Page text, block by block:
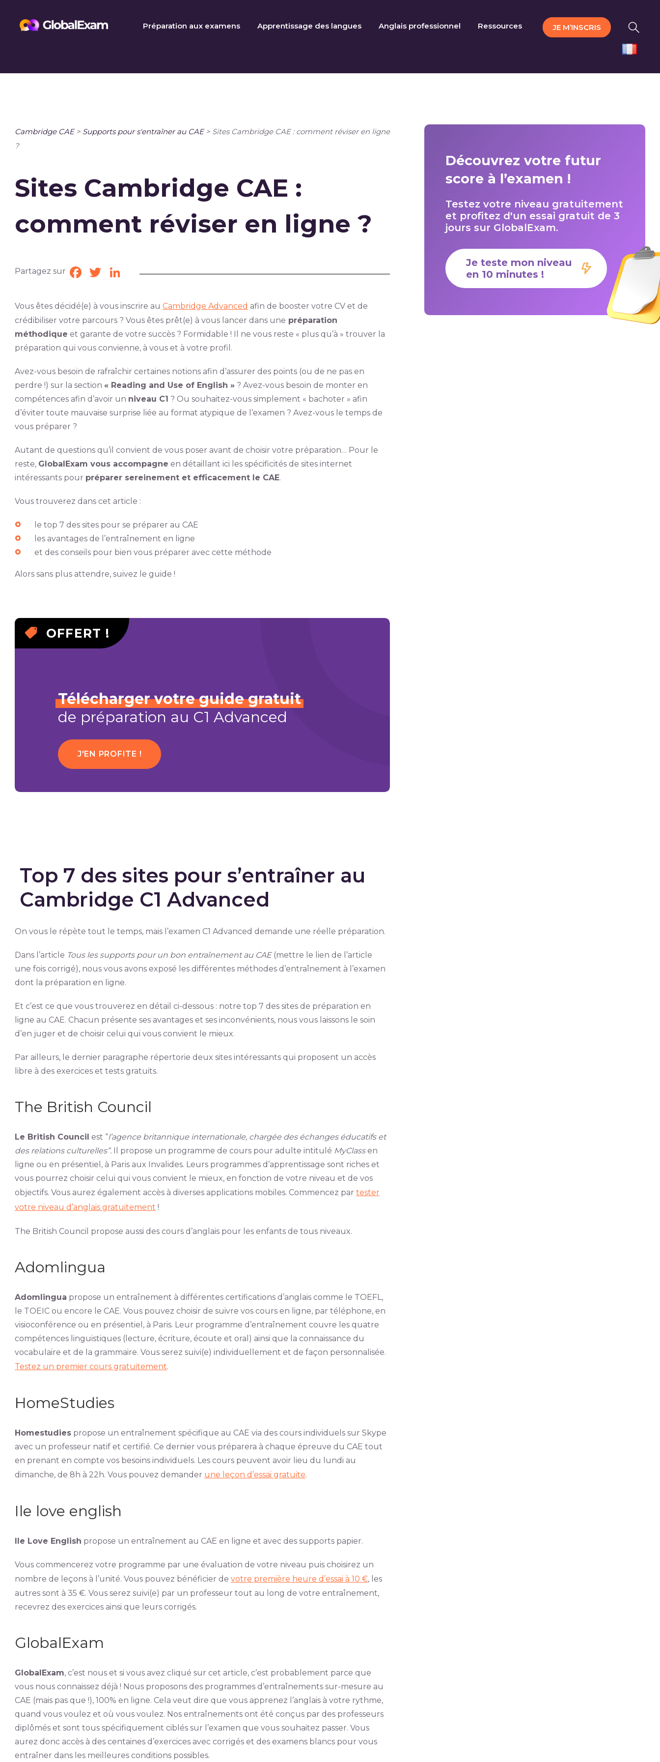
Préparation aux examens Apprentissage des langues Anglais professionnel Ressources JE M’INSCRIS
Cambridge CAE> Supports pour s'entraîner au CAE> Sites Cambridge CAE : comment réviser en ligne
?
Sites Cambridge CAE :
comment réviser en ligne ?
Partagez sur Facebook
TwitterLinkedIn
Vous êtes décidé(e) à vous inscrire au Cambridge Advanced afin de booster votre CV et de
crédibiliser votre parcours ? Vous êtes prêt(e) à vous lancer dans une préparation
méthodique et garante de votre succès ? Formidable ! Il ne vous reste « plus qu’à » trouver la
préparation qui vous convienne, à vous et à votre profil.
Avez-vous besoin de rafraîchir certaines notions afin d’assurer des points (ou de ne pas en
perdre !) sur la section « Reading and Use of English »? Avez-vous besoin de monter en
compétences afin d’avoir un niveau C1 ? Ou souhaitez-vous simplement « bachoter » afin
d’éviter toute mauvaise surprise liée au format atypique de l’examen ? Avez-vous le temps de
vous préparer ?
Autant de questions qu’il convient de vous poser avant de choisir votre préparation… Pour le
reste, GlobalExam vous accompagne en détaillant ici les spécificités de sites internet
intéressants pour préparer sereinement et efficacement le CAE.
Vous trouverez dans cet article :
le top 7 des sites pour se préparer au CAE
les avantages de l’entraînement en ligne
et des conseils pour bien vous préparer avec cette méthode
Alors sans plus attendre, suivez le guide !
OFFERT !
Télécharger votre guide gratuit
de préparation au C1 Advanced
J'EN PROFITE !
Top 7 des sites pour s’entraîner au
Cambridge C1 Advanced
On vous le répète tout le temps, mais l’examen C1 Advanced demande une réelle préparation.
Dans l’article Tous les supports pour un bon entraînement au CAE(mettre le lien de l’article
une fois corrigé), nous vous avons exposé les différentes méthodes d’entraînement à l’examen
dont la préparation en ligne.
Et c’est ce que vous trouverez en détail ci-dessous : notre top 7 des sites de préparation en
ligne au CAE. Chacun présente ses avantages et ses inconvénients, nous vous laissons le soin
d’en juger et de choisir celui qui vous convient le mieux.
Par ailleurs, le dernier paragraphe répertorie deux sites intéressants qui proposent un accès
libre à des exercices et tests gratuits.
The British Council
Le British Council est “l’agence britannique internationale, chargée des échanges éducatifs et
des relations culturelles”. Il propose un programme de cours pour adulte intitulé MyClassen
ligne ou en présentiel, à Paris aux Invalides. Leurs programmes d’apprentissage sont riches et
vous pourrez choisir celui qui vous convient le mieux, en fonction de votre niveau et de vos
objectifs. Vous aurez également accès à diverses applications mobiles. Commencez par tester
votre niveau d’anglais gratuitement !
The British Council propose aussi des cours d’anglais pour les enfants de tous niveaux.
Adomlingua
Adomlingua propose un entraînement à différentes certifications d’anglais comme le TOEFL,
le TOEIC ou encore le CAE. Vous pouvez choisir de suivre vos cours en ligne, par téléphone, en
visioconférence ou en présentiel, à Paris. Leur programme d’entraînement couvre les quatre
compétences linguistiques (lecture, écriture, écoute et oral) ainsi que la connaissance du
vocabulaire et de la grammaire. Vous serez suivi(e) individuellement et de façon personnalisée.
Testez un premier cours gratuitement.
HomeStudies
Homestudiespropose un entraînement spécifique au CAE via des cours individuels sur Skype
avec un professeur natif et certifié. Ce dernier vous préparera à chaque épreuve du CAE tout
en prenant en compte vos besoins individuels. Les cours peuvent avoir lieu du lundi au
dimanche, de 8h à 22h. Vous pouvez demander une leçon d’essai gratuite.
Ile love english
Ile Love English propose un entraînement au CAE en ligne et avec des supports papier.
Vous commencerez votre programme par une évaluation de votre niveau puis choisirez un
nombre de leçons à l’unité. Vous pouvez bénéficier de votre première heure d’essai à 10 €, les
autres sont à 35 €. Vous serez suivi(e) par un professeur tout au long de votre entraînement,
recevrez des exercices ainsi que leurs corrigés.
GlobalExam
GlobalExam, c’est nous et si vous avez cliqué sur cet article, c’est probablement parce que
vous nous connaissez déjà ! Nous proposons des programmes d’entraînements sur-mesure au
CAE (mais pas que !), 100% en ligne. Cela veut dire que vous apprenez l’anglais à votre rythme,
quand vous voulez et où vous voulez. Nos entraînements ont été conçus par des professeurs
diplômés et sont tous spécifiquement ciblés sur l’examen que vous souhaitez passer. Vous
aurez donc accès à des centaines d’exercices avec corrigés et des examens blancs pour vous
entraîner dans les meilleures conditions possibles.
Découvrez votre futur
score à l’examen !
Testez votre niveau gratuitement
et profitez d'un essai gratuit de 3
jours sur GlobalExam.
Je teste mon niveau
en 10 minutes !